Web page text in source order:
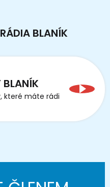
BLANÍK
BLANÍK
které máte rádi